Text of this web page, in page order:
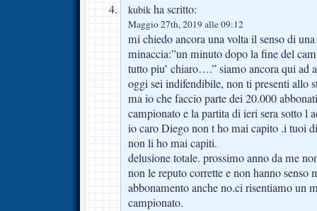
kubik ha scritto:
Maggio 27th, 2019 alle 09:12
mi chiedo ancora una volta il senso di
minaccia:”un minuto dopo la fine del
tutto piu’ chiaro….” siamo ancora qui ad
oggi sei indifendibile, non ti presenti allo
ma io che faccio parte dei 20.000
campionato e la partita di ieri sera sotto l
io caro Diego non t ho mai capito .i tuoi
non li ho mai capiti.
delusione totale. prossimo anno da me
non le reputo corrette e non hanno senso
abbonamento anche no.ci risentiamo un
campionato.